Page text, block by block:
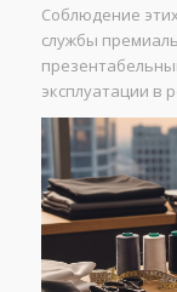
Соблюдение
службы
эксплуатации в